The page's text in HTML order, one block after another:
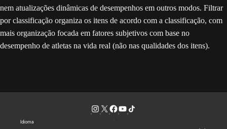
nem atualizações dinâmicas de desempenhos em outros modos. Filtrar
por classificação organiza os itens de acordo com a classificação, com
mais organização focada em fatores subjetivos com base no
desempenho de atletas na vida real (não nas qualidades dos itens).
Idioma